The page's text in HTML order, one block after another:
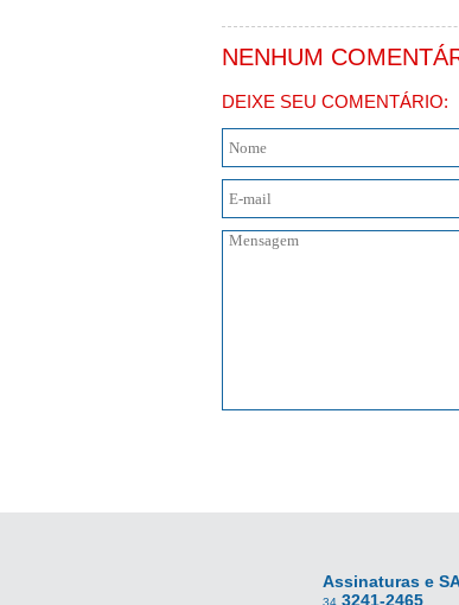
NENHUM
DEIXE SEU COMENTÁRIO:
Assinaturas e
34 3241-2465